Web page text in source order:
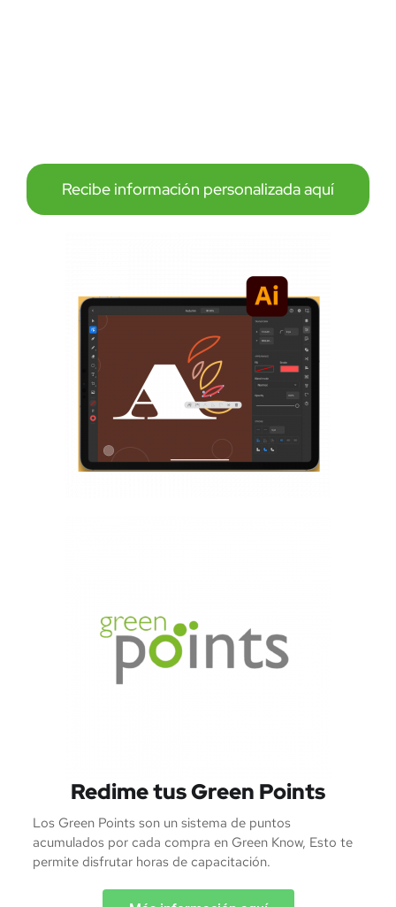
Recibe información personalizada aquí
Redime tus Green Points
Los Green Points son un sistema de puntos
acumulados por cada compra en Green Know, Esto te
permite disfrutar horas de capacitación.